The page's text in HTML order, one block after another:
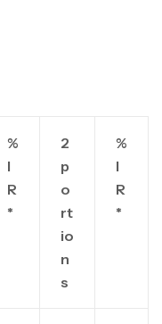
%
I
R
*
2
p
o
rt
io
n
s
%
I
R
*